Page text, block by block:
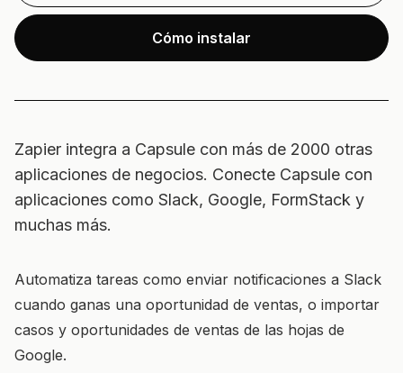
Cómo instalar
Zapier integra a Capsule con más de 2000 otras
aplicaciones de negocios. Conecte Capsule con
aplicaciones como Slack, Google, FormStack y
muchas más.
Automatiza tareas como enviar notificaciones a Slack
cuando ganas una oportunidad de ventas, o importar
casos y oportunidades de ventas de las hojas de
Google.